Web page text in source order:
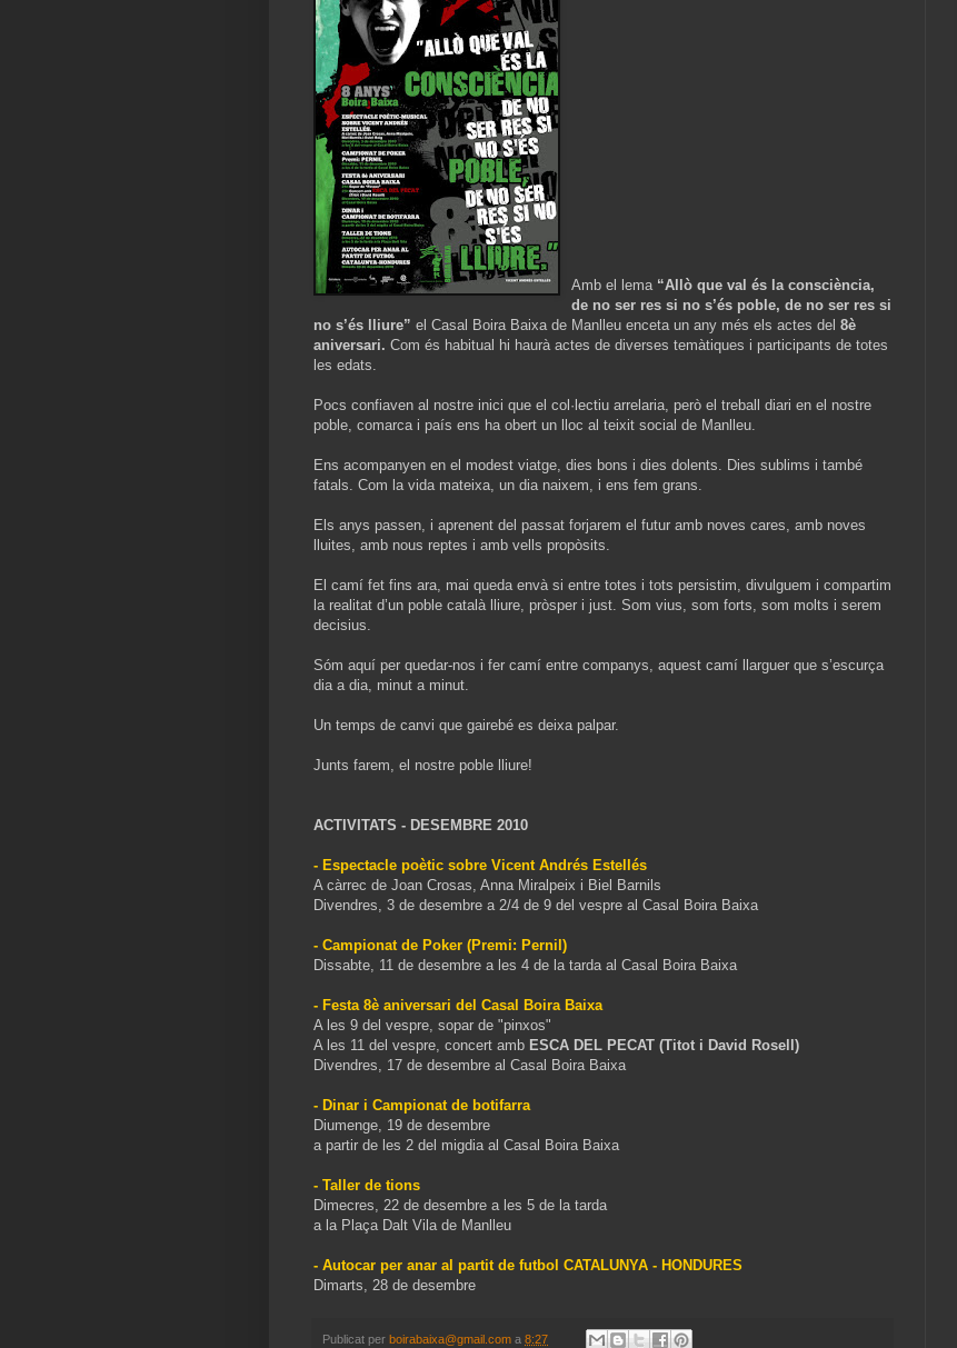
Amb el lema “Allò que val és la consciència,
de no ser res si no s’és poble, de no ser res si
no s’és lliure” el Casal Boira Baixa de Manlleu enceta un any més els actes del 8è
aniversari. Com és habitual hi haurà actes de diverses temàtiques i participants de totes
les edats.
Pocs confiaven al nostre inici que el col·lectiu arrelaria, però el treball diari en el nostre
poble, comarca i país ens ha obert un lloc al teixit social de Manlleu.
Ens acompanyen en el modest viatge, dies bons i dies dolents. Dies sublims i també
fatals. Com la vida mateixa, un dia naixem, i ens fem grans.
Els anys passen, i aprenent del passat forjarem el futur amb noves cares, amb noves
lluites, amb nous reptes i amb vells propòsits.
El camí fet fins ara, mai queda envà si entre totes i tots persistim, divulguem i compartim
la realitat d’un poble català lliure, pròsper i just. Som vius, som forts, som molts i serem
decisius.
Sóm aquí per quedar-nos i fer camí entre companys, aquest camí llarguer que s’escurça
dia a dia, minut a minut.
Un temps de canvi que gairebé es deixa palpar.
Junts farem, el nostre poble lliure!
ACTIVITATS - DESEMBRE 2010
- Espectacle poètic sobre Vicent Andrés Estellés
A càrrec de Joan Crosas, Anna Miralpeix i Biel Barnils
Divendres, 3 de desembre a 2/4 de 9 del vespre al Casal Boira Baixa
- Campionat de Poker (Premi: Pernil)
Dissabte, 11 de desembre a les 4 de la tarda al Casal Boira Baixa
- Festa 8è aniversari del Casal Boira Baixa
A les 9 del vespre, sopar de "pinxos"
A les 11 del vespre, concert amb ESCA DEL PECAT (Titot i David Rosell)
Divendres, 17 de desembre al Casal Boira Baixa
- Dinar i Campionat de botifarra
Diumenge, 19 de desembre
a partir de les 2 del migdia al Casal Boira Baixa
- Taller de tions
Dimecres, 22 de desembre a les 5 de la tarda
a la Plaça Dalt Vila de Manlleu
- Autocar per anar al partit de futbol CATALUNYA - HONDURES
Dimarts, 28 de desembre
Publicat per boirabaixa@gmail.com a 8:27